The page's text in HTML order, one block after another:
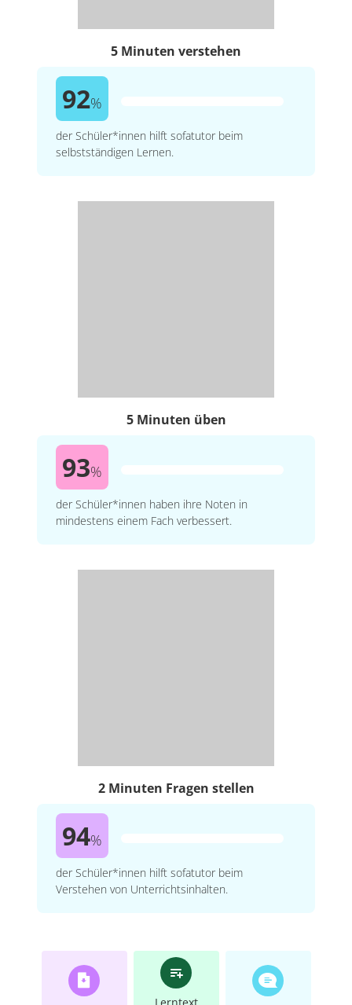
5 Minuten verstehen
92%
der Schüler*innen hilft sofatutor beim
selbstständigen Lernen.
5 Minuten üben
93%
der Schüler*innen haben ihre Noten in
mindestens einem Fach verbessert.
2 Minuten Fragen stellen
94%
der Schüler*innen hilft sofatutor beim
Verstehen von Unterrichtsinhalten.